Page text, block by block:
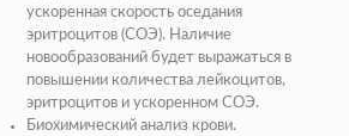
ускоренная скорость оседания
эритроцитов (СОЭ). Наличие
новообразований будет выражаться в
повышении количества лейкоцитов,
эритроцитов и ускоренном СОЭ.
Биохимический анализ крови.